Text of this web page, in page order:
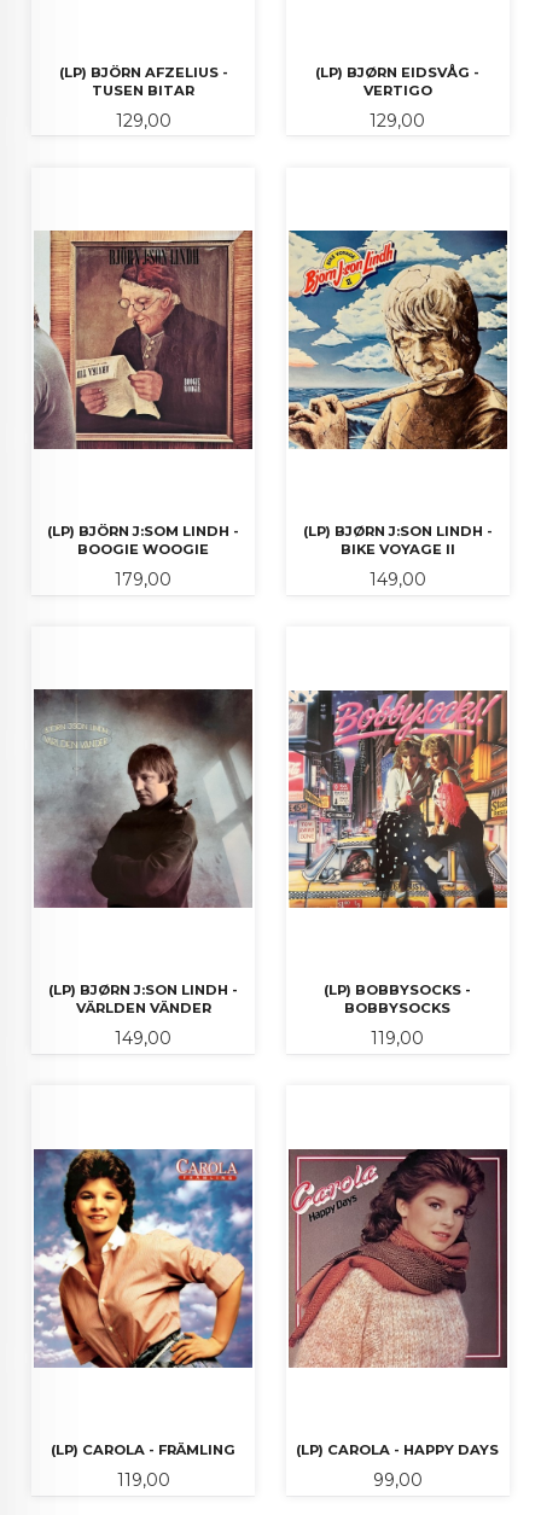
(LP) BJÖRN AFZELIUS -
TUSEN BITAR
Pris
129,00
(LP) BJØRN EIDSVÅG -
VERTIGO
Pris
129,00
(LP) BJÖRN J:SOM LINDH -
BOOGIE WOOGIE
Pris
179,00
(LP) BJØRN J:SON LINDH -
BIKE VOYAGE II
Pris
149,00
(LP) BJØRN J:SON LINDH -
VÄRLDEN VÄNDER
Pris
149,00
(LP) BOBBYSOCKS -
BOBBYSOCKS
Pris
119,00
(LP) CAROLA - FRÄMLING
Pris
119,00
(LP) CAROLA - HAPPY DAYS
Pris
99,00